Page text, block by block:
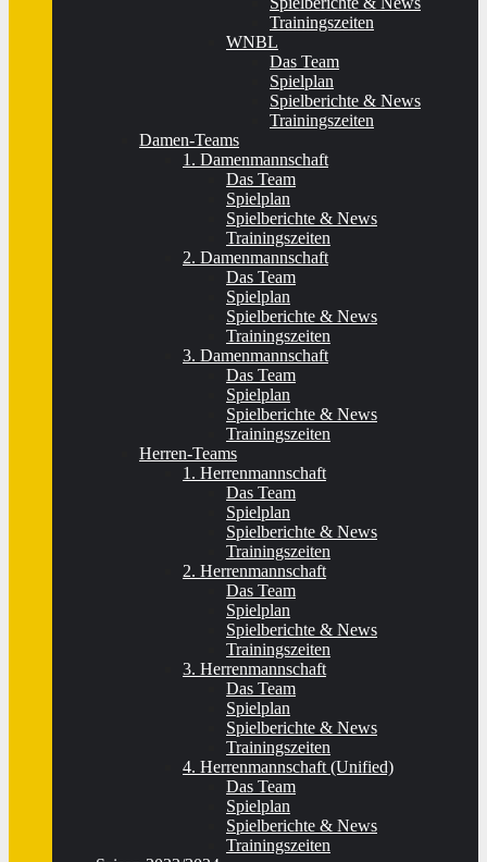
Trainingszeiten
WNBL
Das Team
Spielplan
Spielberichte & News
Trainingszeiten
Damen-Teams
1. Damenmannschaft
Das Team
Spielplan
Spielberichte & News
Trainingszeiten
2. Damenmannschaft
Das Team
Spielplan
Spielberichte & News
Trainingszeiten
3. Damenmannschaft
Das Team
Spielplan
Spielberichte & News
Trainingszeiten
Herren-Teams
1. Herrenmannschaft
Das Team
Spielplan
Spielberichte & News
Trainingszeiten
2. Herrenmannschaft
Das Team
Spielplan
Spielberichte & News
Trainingszeiten
3. Herrenmannschaft
Das Team
Spielplan
Spielberichte & News
Trainingszeiten
4. Herrenmannschaft (Unified)
Das Team
Spielplan
Spielberichte & News
Trainingszeiten